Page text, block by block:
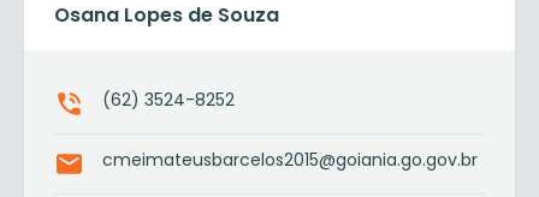
Osana Lopes de Souza
(62) 3524-8252
cmeimateusbarcelos2015@goiania.go.gov.br